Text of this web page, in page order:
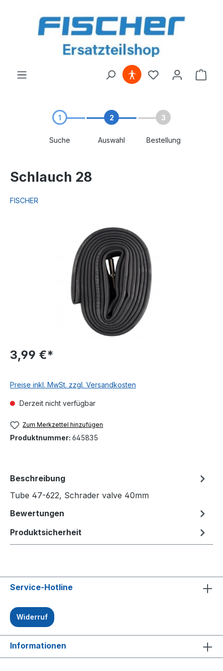
1
Suche
2
Auswahl
3
Bestellung
Schlauch 28
FISCHER
Bildergalerie überspringen
3,99 €*
Preise inkl. MwSt. zzgl. Versandkosten
Derzeit nicht verfügbar
Zum Merkzettel hinzufügen
Produktnummer: 645835
Beschreibung
Tube 47-622, Schrader valve 40mm
Bewertungen
Produktsicherheit
Service-Hotline
Widerruf
Informationen